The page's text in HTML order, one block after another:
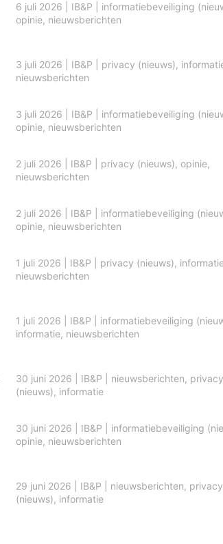
6 juli 2026 IB&P
informatiebeveiliging
opinie, nieuwsberichten
3 juli 2026 IB&P privacy (nieuws),
nieuwsberichten
3 juli 2026 IB&P
informatiebeveiliging
opinie, nieuwsberichten
2 juli 2026 IB&P privacy (nieuws), opinie,
nieuwsberichten
2 juli 2026 IB&P
informatiebeveiliging
opinie, nieuwsberichten
1 juli 2026 IB&P privacy (nieuws),
nieuwsberichten
1 juli 2026 IB&P
informatiebeveiliging
informatie, nieuwsberichten
30 juni 2026 IB&P nieuwsberichten, privacy
(nieuws), informatie
30 juni 2026 IB&P
informatiebeveiliging
opinie, nieuwsberichten
29 juni 2026 IB&P nieuwsberichten, privacy
(nieuws), informatie